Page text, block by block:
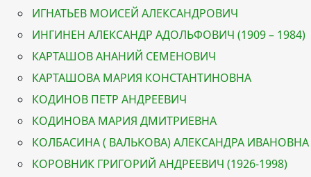
ИГНАТЬЕВ МОИСЕЙ АЛЕКСАНДРОВИЧ
ИНГИНЕН АЛЕКСАНДР АДОЛЬФОВИЧ (1909 – 1984)
КАРТАШОВ АНАНИЙ СЕМЕНОВИЧ
КАРТАШОВА МАРИЯ КОНСТАНТИНОВНА
КОДИНОВ ПЕТР АНДРЕЕВИЧ
КОДИНОВА МАРИЯ ДМИТРИЕВНА
КОЛБАСИНА ( ВАЛЬКОВА) АЛЕКСАНДРА ИВАНОВНА
КОРОВНИК ГРИГОРИЙ АНДРЕЕВИЧ (1926-1998)